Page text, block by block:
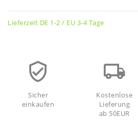
Lieferzeit DE 1-2 / EU 3-4 Tage
Sicher
einkaufen
Kostenlose
Lieferung
ab 50EUR